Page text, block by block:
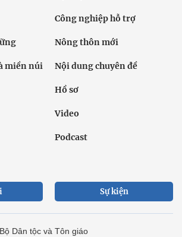
Công nghiệp hỗ trợ
Nông thôn mới
miền núi Nội dung chuyên đề
Hồ sơ
Video
Podcast
Sự kiện
Dân tộc và Tôn giáo